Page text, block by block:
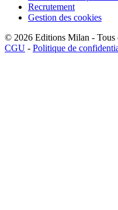
Recrutement
Gestion des cookies
© 2026 Editions Milan - Tous
CGU - Politique de